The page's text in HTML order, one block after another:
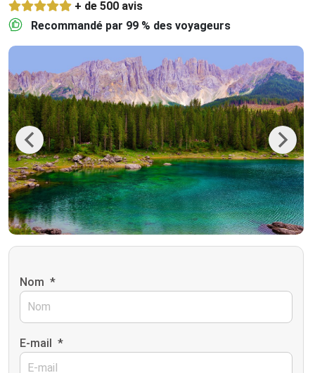
+ de 500 avis
Recommandé par 99 % des voyageurs
Previous Next
Nom *
E-mail *